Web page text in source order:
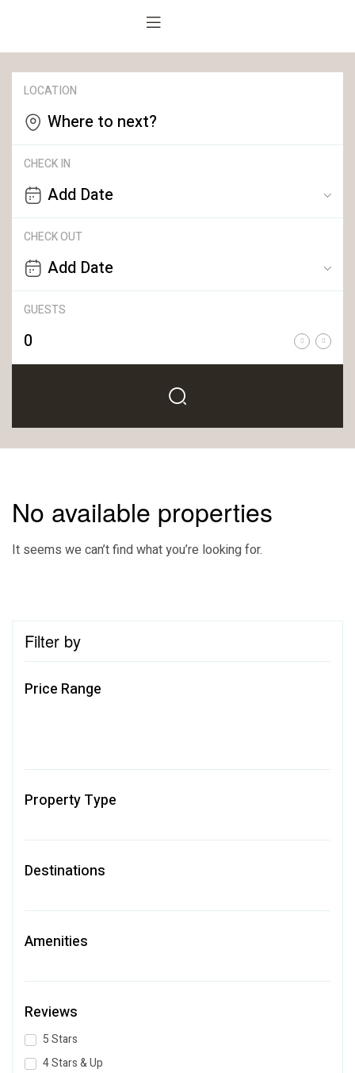
LOCATION
Where to next?
CHECK IN
CHECK OUT
GUESTS
0
No available properties
It seems we can’t find what you’re looking for.
Filter by
Price Range
Property Type
Destinations
Amenities
Reviews
5 Stars
4 Stars & Up